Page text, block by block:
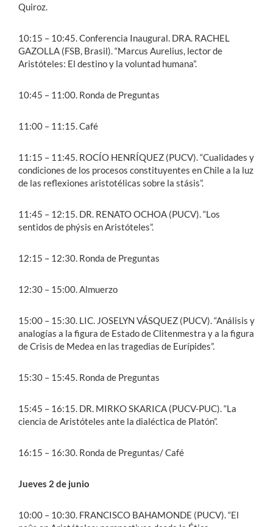
Quiroz.
10:15 – 10:45. Conferencia Inaugural. DRA. RACHEL
GAZOLLA (FSB, Brasil). “Marcus Aurelius, lector de
Aristóteles: El destino y la voluntad humana”.
10:45 – 11:00. Ronda de Preguntas
11:00 – 11:15. Café
11:15 – 11:45. ROCÍO HENRÍQUEZ (PUCV). “Cualidades y
condiciones de los procesos constituyentes en Chile a la luz
de las reflexiones aristotélicas sobre la stásis”.
11:45 – 12:15. DR. RENATO OCHOA (PUCV). “Los
sentidos de phýsis en Aristóteles”.
12:15 – 12:30. Ronda de Preguntas
12:30 – 15:00. Almuerzo
15:00 – 15:30. LIC. JOSELYN VÁSQUEZ (PUCV). “Análisis y
analogías a la figura de Estado de Clitenmestra y a la figura
de Crisis de Medea en las tragedias de Eurípides”.
15:30 – 15:45. Ronda de Preguntas
15:45 – 16:15. DR. MIRKO SKARICA (PUCV-PUC). “La
ciencia de Aristóteles ante la dialéctica de Platón”.
16:15 – 16:30. Ronda de Preguntas/ Café
Jueves 2 de junio
10:00 – 10:30. FRANCISCO BAHAMONDE (PUCV). “El